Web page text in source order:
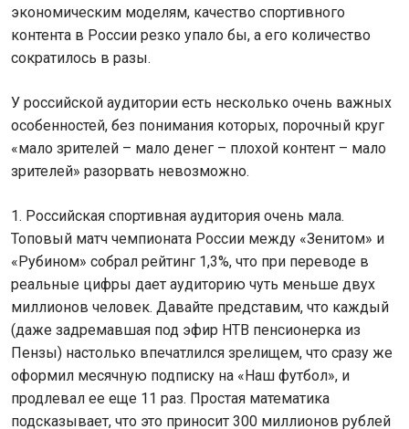
экономическим моделям, качество спортивного
контента в России резко упало бы, а его количество
сократилось в разы.
У российской аудитории есть несколько очень важных
особенностей, без понимания которых, порочный круг
«мало зрителей – мало денег – плохой контент – мало
зрителей» разорвать невозможно.
1. Российская спортивная аудитория очень мала.
Топовый матч чемпионата России между «Зенитом» и
«Рубином» собрал рейтинг 1,3%, что при переводе в
реальные цифры дает аудиторию чуть меньше двух
миллионов человек. Давайте представим, что каждый
(даже задремавшая под эфир НТВ пенсионерка из
Пензы) настолько впечатлился зрелищем, что сразу же
оформил месячную подписку на «Наш футбол», и
продлевал ее еще 11 раз. Простая математика
подсказывает, что это приносит 300 миллионов рублей